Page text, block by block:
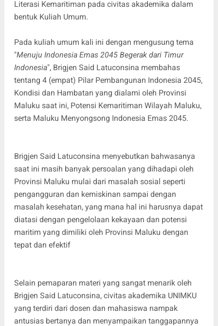
Literasi Kemaritiman pada civitas akademika dalam
bentuk Kuliah Umum.
Pada kuliah umum kali ini dengan mengusung tema
"Menuju Indonesia Emas 2045 Begerak dari Timur
Indonesia", Brigjen Said Latuconsina membahas
tentang 4 (empat) Pilar Pembangunan Indonesia 2045,
Kondisi dan Hambatan yang dialami oleh Provinsi
Maluku saat ini, Potensi Kemaritiman Wilayah Maluku,
serta Maluku Menyongsong Indonesia Emas 2045.
Brigjen Said Latuconsina menyebutkan bahwasanya
saat ini masih banyak persoalan yang dihadapi oleh
Provinsi Maluku mulai dari masalah sosial seperti
pengangguran dan kemiskinan sampai dengan
masalah kesehatan, yang mana hal ini harusnya dapat
diatasi dengan pengelolaan kekayaan dan potensi
maritim yang dimiliki oleh Provinsi Maluku dengan
tepat dan efektif
Selain pemaparan materi yang sangat menarik oleh
Brigjen Said Latuconsina, civitas akademika UNIMKU
yang terdiri dari dosen dan mahasiswa nampak
antusias bertanya dan menyampaikan tanggapannya